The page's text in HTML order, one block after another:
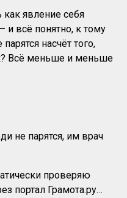
явление себя
и всё понятно, к тому
насчёт того,
Всё меньше и меньше
не парятся, им врач
проверяю
портал Грамота.ру…